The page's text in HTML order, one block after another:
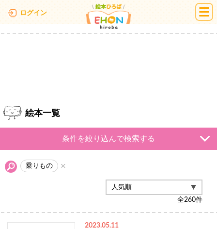
ログイン 絵本ひろば
絵本一覧
条件を絞り込んで検索する
乗りもの
全260件
2023.05.11